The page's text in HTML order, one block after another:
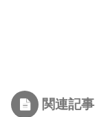
関連記事